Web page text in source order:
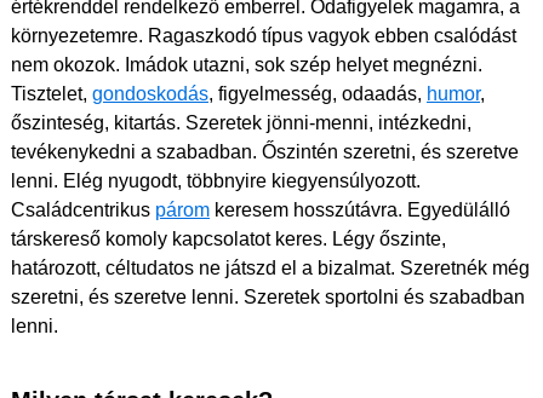
értékrenddel rendelkező emberrel. Odafigyelek magamra, a
környezetemre. Ragaszkodó típus vagyok ebben csalódást
nem okozok. Imádok utazni, sok szép helyet megnézni.
Tisztelet, gondoskodás, figyelmesség, odaadás, humor,
őszinteség, kitartás. Szeretek jönni-menni, intézkedni,
tevékenykedni a szabadban. Őszintén szeretni, és szeretve
lenni. Elég nyugodt, többnyire kiegyensúlyozott.
Családcentrikus párom keresem hosszútávra. Egyedülálló
társkereső komoly kapcsolatot keres. Légy őszinte,
határozott, céltudatos ne játszd el a bizalmat. Szeretnék még
szeretni, és szeretve lenni. Szeretek sportolni és szabadban
lenni.